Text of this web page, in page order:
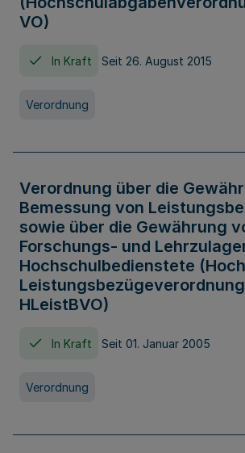
VO)
In Kraft Seit 26. August 2015
Verordnung
Verordnung über die
Bemessung von
sowie über die Gewährung
Forschungs- und
Hochschulbedienstete
HLeistBVO)
In Kraft Seit 01. Januar 2005
Verordnung